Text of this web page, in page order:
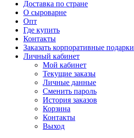
Доставка по стране
О сыроварне
Опт
Где купить
Контакты
Заказать корпоративные подарки
Личный кабинет
Мой кабинет
Текущие заказы
Личные данные
Сменить пароль
История заказов
Корзина
Контакты
Выход